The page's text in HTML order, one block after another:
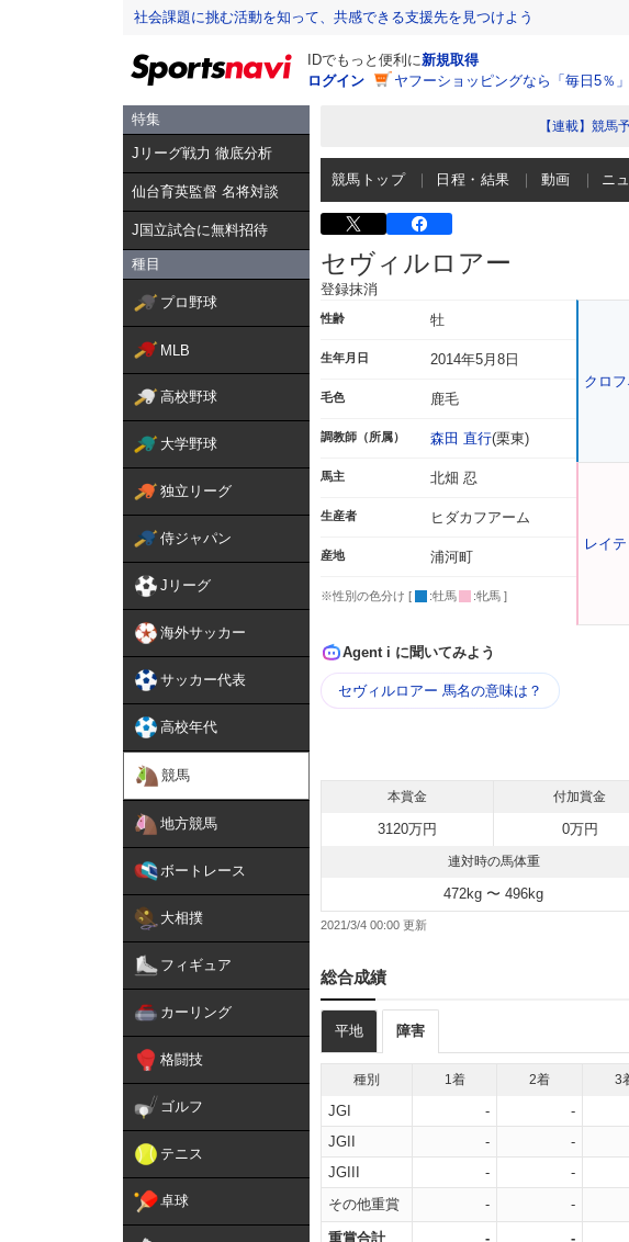
社会課題に挑む活動を知って、共感できる支援先を見つけよう
IDでもっと便利に新規取得
ログイン
ヤフーショッピングなら「毎日5％
特集
Jリーグ戦力 徹底分析
仙台育英監督 名将対談
J国立試合に無料招待
種目
プロ野球
MLB
高校野球
大学野球
独立リーグ
侍ジャパン
Jリーグ
海外サッカー
サッカー代表
高校年代
競馬
地方競馬
ボートレース
大相撲
フィギュア
カーリング
格闘技
ゴルフ
テニス
卓球
【連載】競馬
競馬トップ 日程・結果 動画 ニ
セヴィルロアー
登録抹消
性齢 牡
生年月日 2014年5月8日
毛色 鹿毛
調教師（所属） 森田 直行(栗東)
馬主 北畑 忍
生産者 ヒダカフアーム
産地 浦河町
※性別の色分け [ :牡馬 :牝馬 ]
クロフ
レイ
Agent i に聞いてみよう
セヴィルロアー 馬名の意味は？
本賞金 付加賞金
3120万円 0万円
連対時の馬体重
472kg 〜 496kg
2021/3/4 00:00
総合成績
平地 障害
種別 1着 2着 3
JGI - -
JGII
- -
JGIII
- -
その他重賞
- -
重賞合計 - -